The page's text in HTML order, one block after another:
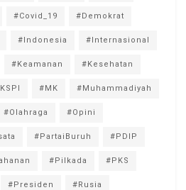
#Covid_19 #Demokrat
#Indonesia #Internasional
#Keamanan #Kesehatan
#MK #Muhammadiyah
#Olahraga #Opini
#PartaiBuruh #PDIP
#Pilkada #PKS
#Presiden #Rusia